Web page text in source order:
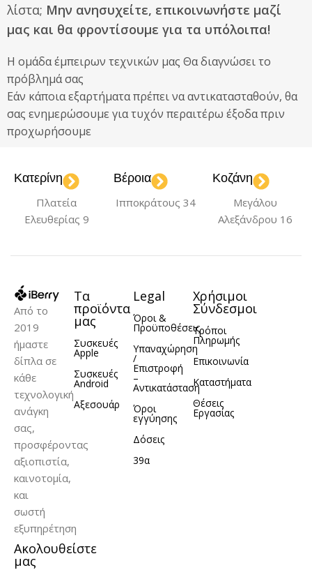
λίστα; Μην ανησυχείτε, επικοινωνήστε μαζί
μας και θα φροντίσουμε για τα υπόλοιπα!
Η ομάδα έμπειρων τεχνικών μας Θα διαγνώσει το
πρόβλημά σας
Εάν κάποια εξαρτήματα πρέπει να αντικατασταθούν, θα
σας ενημερώσουμε για τυχόν περαιτέρω έξοδα πριν
προχωρήσουμε
Κατερίνη
Πλατεία
Ελευθερίας 9
Βέροια
Ιπποκράτους 34
Κοζάνη
Μεγάλου
Αλεξάνδρου 16
Από το
2019
ήμαστε
δίπλα σε
κάθε
τεχνολογική
ανάγκη
σας,
προσφέροντας
αξιοπιστία,
καινοτομία,
και
σωστή
εξυπηρέτηση
Ακολουθείστε
μας
Τα
προϊόντα
μας
Συσκευές
Apple
Συσκευές
Android
Αξεσουάρ
Legal
Όροι &
Προϋποθέσεις
Υπαναχώρηση
/
Επιστροφή
–
Αντικατάσταση
Όροι
εγγύησης
Δόσεις
39α
Χρήσιμοι
Σύνδεσμοι
Τρόποι
Πληρωμής
Επικοινωνία
Καταστήματα
Θέσεις
Εργασίας